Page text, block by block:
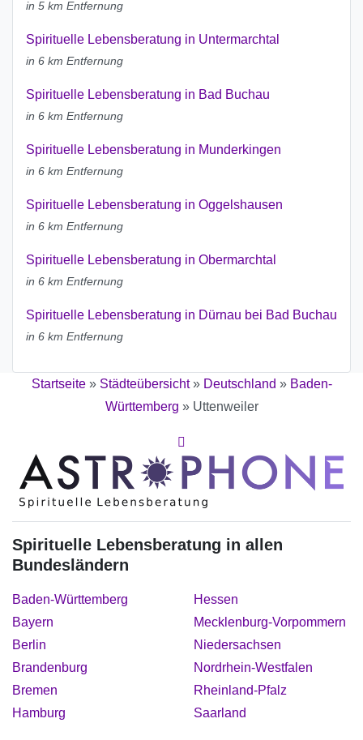
in 5 km Entfernung
Spirituelle Lebensberatung in Untermarchtal
in 6 km Entfernung
Spirituelle Lebensberatung in Bad Buchau
in 6 km Entfernung
Spirituelle Lebensberatung in Munderkingen
in 6 km Entfernung
Spirituelle Lebensberatung in Oggelshausen
in 6 km Entfernung
Spirituelle Lebensberatung in Obermarchtal
in 6 km Entfernung
Spirituelle Lebensberatung in Dürnau bei Bad Buchau
in 6 km Entfernung
Startseite» Städteübersicht» Deutschland » Baden-
Württemberg » Uttenweiler
Spirituelle Lebensberatung in allen
Bundesländern
Baden-Württemberg
Bayern
Berlin
Brandenburg
Bremen
Hamburg
Hessen
Mecklenburg-Vorpommern
Niedersachsen
Nordrhein-Westfalen
Rheinland-Pfalz
Saarland